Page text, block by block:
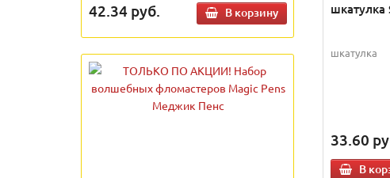
42.34 руб. В корзину шкатулка
шкатулка
33.60
В